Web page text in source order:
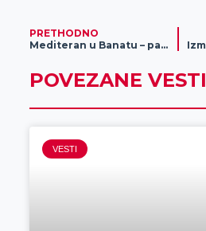
PRETHODNO
Mediteran u Banatu – palme, banane i kaktusi u Banatskom Karađorđevu
POVEZANE VESTI
VESTI